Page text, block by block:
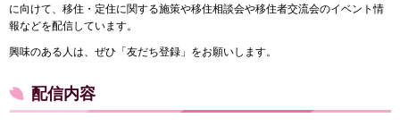
に向けて、移住・定住に関する施策や移住相談会や移住者交流会のイベント情
報などを配信しています。
興味のある人は、ぜひ「友だち登録」をお願いします。
配信内容